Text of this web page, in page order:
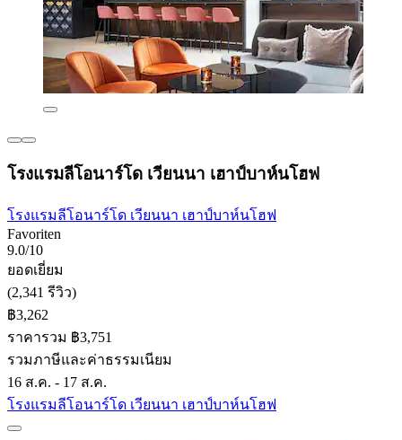
โรงแรมลีโอนาร์โด เวียนนา เฮาป์บาห์นโฮฟ
โรงแรมลีโอนาร์โด เวียนนา เฮาป์บาห์นโฮฟ
Favoriten
9.0/10
ยอดเยี่ยม
(2,341 รีวิว)
฿3,262
ราคารวม ฿3,751
รวมภาษีและค่าธรรมเนียม
16 ส.ค. - 17 ส.ค.
โรงแรมลีโอนาร์โด เวียนนา เฮาป์บาห์นโฮฟ